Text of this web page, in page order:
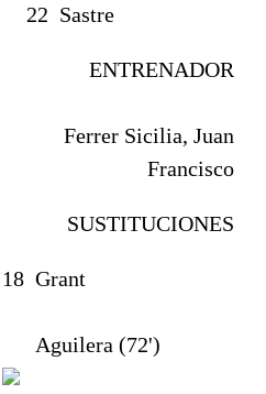
22 Sastre
ENTRENADOR
Ferrer Sicilia, Juan
Francisco
SUSTITUCIONES
18 Grant
Aguilera (72')